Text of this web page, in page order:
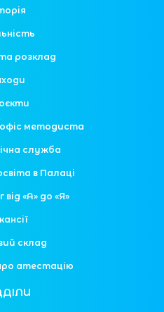
розклад
методиста
служба
в Палаці
«А» до «Я»
склад
атестацію